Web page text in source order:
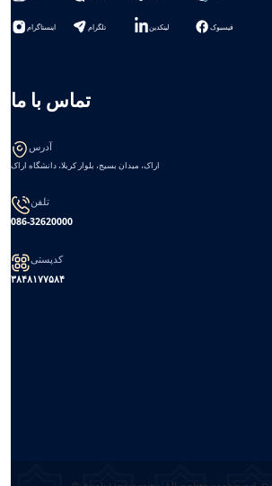
اینستاگرام تلگرام لینکدین فیسبوک
تماس با ما
آدرس
اراک، میدان بسیج، بلوار کربلا، دانشگاه اراک
تلفن
086-32620000
کدپستی
۳۸۴۸۱۷۷۵۸۴